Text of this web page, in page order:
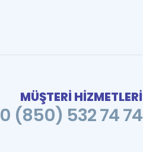
MÜŞTERİ HİZMETLERİ
0 (850) 532 74 74